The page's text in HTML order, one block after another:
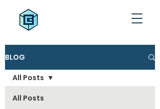
BLOG
All Posts
All Posts